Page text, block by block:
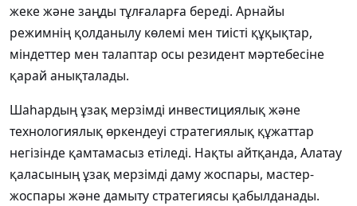
жеке және заңды тұлғаларға береді. Арнайы
режимнің қолданылу көлемі мен тиісті құқықтар,
міндеттер мен талаптар осы резидент мәртебесіне
қарай анықталады.
Шаһардың ұзақ мерзімді инвестициялық және
технологиялық өркендеуі стратегиялық құжаттар
негізінде қамтамасыз етіледі. Нақты айтқанда, Алатау
қаласының ұзақ мерзімді даму жоспары, мастер-
жоспары және дамыту стратегиясы қабылданады.